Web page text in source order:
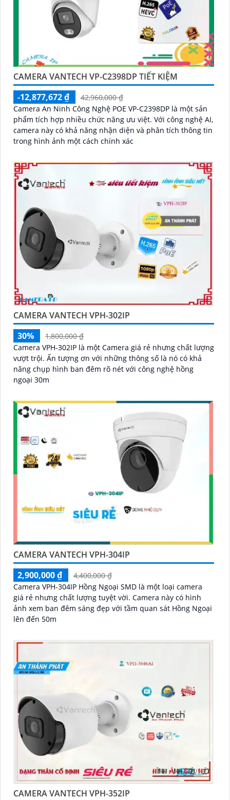
CAMERA VANTECH VP-C2398DP TIẾT KIỆM
-12,877,672 ₫
42,960,000 ₫
Camera An Ninh Công Nghệ POE VP-C2398DP là một sản
phẩm tích hợp nhiều chức năng ưu việt. Với công nghệ AI,
camera này có khả năng nhận diện và phân tích thông tin
trong hình ảnh một cách chính xác
CAMERA VANTECH VPH-302IP
30%
1,800,000 ₫
Camera VPH-302IP là một Camera giá rẻ nhưng chất lượng
vượt trội. Ấn tượng ơn với những thông số là nó có khả
năng chụp hình ban đêm rõ nét với công nghệ hồng
ngoại 30m
CAMERA VANTECH VPH-304IP
2,900,000 ₫
4,400,000 ₫
Camera VPH-304IP Hồng Ngoại SMD là một loại camera
giá rẻ nhưng chất lượng tuyệt vời. Camera này có hình
ảnh xem ban đêm sáng đẹp với tầm quan sát Hồng Ngoại
lên đến 50m
CAMERA VANTECH VPH-352IP